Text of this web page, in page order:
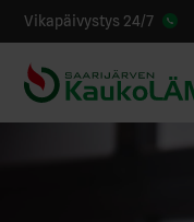
Vikapäivystys 24/7